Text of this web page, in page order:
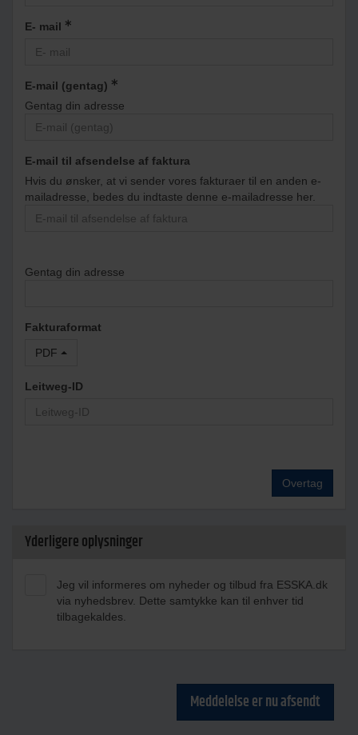
E- mail
E-mail (gentag)
Gentag din adresse
E-mail til afsendelse af faktura
Hvis du ønsker, at vi sender vores fakturaer til en anden e-
mailadresse, bedes du indtaste denne e-mailadresse her.
Gentag din adresse
Fakturaformat
PDF
Leitweg-ID
Overtag
Yderligere oplysninger
Jeg vil informeres om nyheder og tilbud fra ESSKA.dk
via nyhedsbrev. Dette samtykke kan til enhver tid
tilbagekaldes.
Meddelelse er nu afsendt